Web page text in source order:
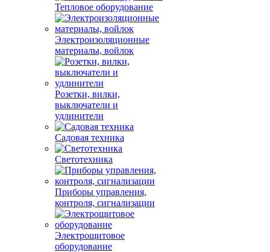
Тепловое оборудование
Электроизоляционные
материалы, войлок
Розетки, вилки,
выключатели и
удлинители
Садовая техника
Светотехника
Приборы управления,
контроля, сигнализации
Электрощитовое
оборудование